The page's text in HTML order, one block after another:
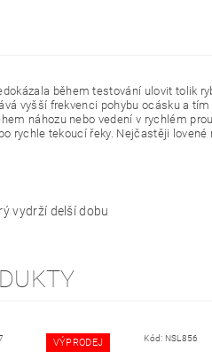
během testování ulovit tolik
vyšší frekvenci pohybu ocásku a
náhozu nebo vedení v rychlém
rychle tekoucí řeky. Nejčastěji
vydrží delší dobu
VÝPRODEJ Kód: NSL856